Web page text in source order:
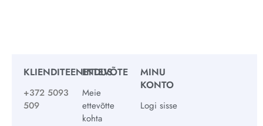
KLIENDITEENINDUS
+372 5093
509
ETTEVÕTE
Meie
ettevõtte
kohta
MINU
KONTO
Logi sisse